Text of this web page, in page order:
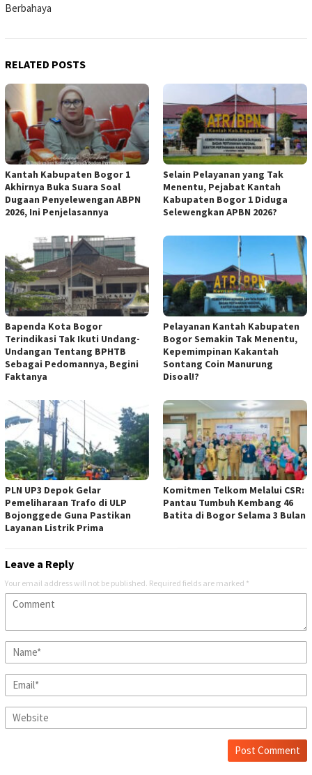
Berbahaya
RELATED POSTS
Kantah Kabupaten Bogor 1
Akhirnya Buka Suara Soal
Dugaan Penyelewengan ABPN
2026, Ini Penjelasannya
Selain Pelayanan yang Tak
Menentu, Pejabat Kantah
Kabupaten Bogor 1 Diduga
Selewengkan APBN 2026?
Bapenda Kota Bogor
Terindikasi Tak Ikuti Undang-
Undangan Tentang BPHTB
Sebagai Pedomannya, Begini
Faktanya
Pelayanan Kantah Kabupaten
Bogor Semakin Tak Menentu,
Kepemimpinan Kakantah
Sontang Coin Manurung
Disoal!?
PLN UP3 Depok Gelar
Pemeliharaan Trafo di ULP
Bojonggede Guna Pastikan
Layanan Listrik Prima
Komitmen Telkom Melalui CSR:
Pantau Tumbuh Kembang 46
Batita di Bogor Selama 3 Bulan
Leave a Reply
Your email address will not be published. Required fields are marked *